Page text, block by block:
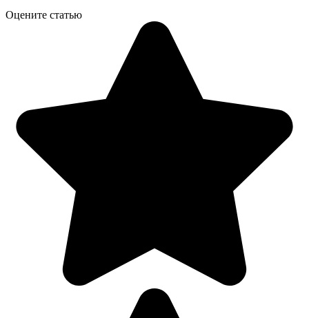
Оцените статью